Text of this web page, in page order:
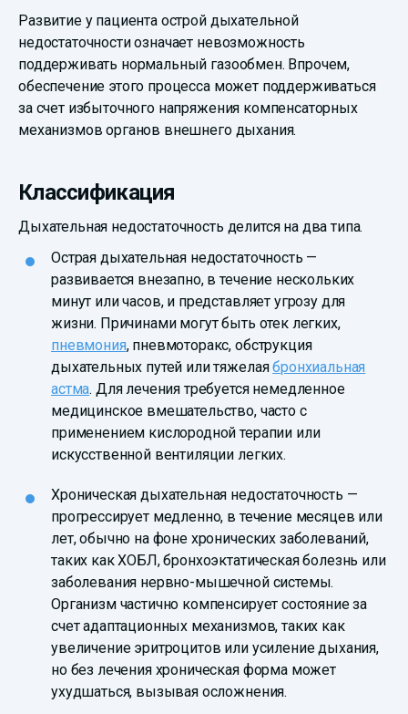
Развитие у пациента острой дыхательной
недостаточности означает невозможность
поддерживать нормальный газообмен. Впрочем,
обеспечение этого процесса может поддерживаться
за счет избыточного напряжения компенсаторных
механизмов органов внешнего дыхания.
Классификация
Дыхательная недостаточность делится на два типа.
Острая дыхательная недостаточность —
развивается внезапно, в течение нескольких
минут или часов, и представляет угрозу для
жизни. Причинами могут быть отек легких,
пневмония, пневмоторакс, обструкция
дыхательных путей или тяжелаябронхиальная
астма. Для лечения требуется немедленное
медицинское вмешательство, часто с
применением кислородной терапии или
искусственной вентиляции легких.
Хроническая дыхательная недостаточность —
прогрессирует медленно, в течение месяцев или
лет, обычно на фоне хронических заболеваний,
таких как ХОБЛ, бронхоэктатическая болезнь или
заболевания нервно-мышечной системы.
Организм частично компенсирует состояние за
счет адаптационных механизмов, таких как
увеличение эритроцитов или усиление дыхания,
но без лечения хроническая форма может
ухудшаться, вызывая осложнения.